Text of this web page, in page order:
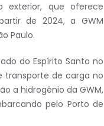
exterior, que oferece
de 2024, a GWM
Paulo.
do Espírito Santo no
transporte de carga no
a hidrogênio da GWM,
pelo Porto de